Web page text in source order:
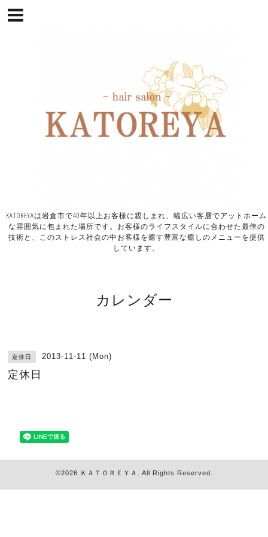
KATOREYAは岩倉市で40年以上お客様に親しまれ、幅広い客層でアットホーム
な雰囲気に包まれた場所です。お客様のライフスタイルに合わせた最倖の
技術と、このストレス社会の中お客様を癒す豊富な癒しのメニューを提供
しています。
カレンダー
定休日 2013-11-11 (Mon)
定休日
©2026 ＫＡＴＯＲＥＹＡ . All Rights Reserved.